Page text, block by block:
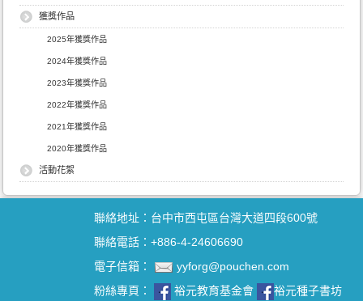
獲獎作品
2025年獲獎作品
2024年獲獎作品
2023年獲獎作品
2022年獲獎作品
2021年獲獎作品
2020年獲獎作品
活動花絮
聯絡地址：台中市西屯區台灣大道四段600號
聯絡電話：+886-4-24606690
電子信箱：
yyforg@pouchen.com
粉絲專頁：
裕元教育基金會 裕元種子書坊